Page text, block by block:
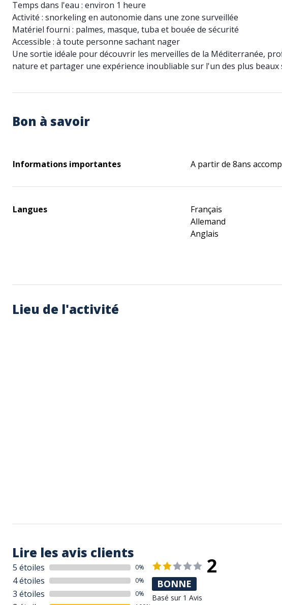
Temps dans l'eau : environ 1 heure
Activité : snorkeling en autonomie dans une zone surveillée
Matériel fourni : palmes, masque, tuba et bouée de sécurité
Accessible : à toute personne sachant nager
Une sortie idéale pour découvrir les merveilles de la Méditerranée,
nature et partager une expérience inoubliable sur l'un des plus beaux
Bon à savoir
Informations importantes A partir de 8ans
Langues
Français
Allemand
Anglais
Lieu de l'activité
Lire les avis clients
5 étoiles 0%
4 étoiles 0%
3 étoiles 0%
2
BONNE
Basé sur 1 Avis